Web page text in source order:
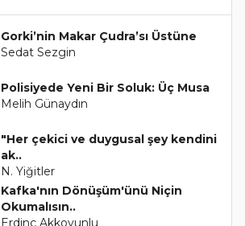
Gorki’nin Makar Çudra’sı Üstüne
Sedat Sezgin
Polisiyede Yeni Bir Soluk: Üç Musa
Melih Günaydın
"Her çekici ve duygusal şey kendini
ak..
N. Yiğitler
Kafka'nın Dönüşüm'ünü Niçin
Okumalısın..
Erdinç Akkoyunlu